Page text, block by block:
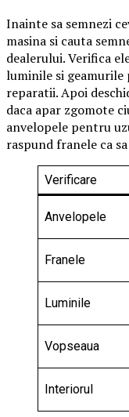
Inainte sa semnezi
masina si cauta
dealerului. Verifica
luminile si
reparatii. Apoi
daca apar zgomote
anvelopele pentru
raspund franele ca
Verificare
Anvelopele
Franele
Luminile
Vopseaua
Interiorul